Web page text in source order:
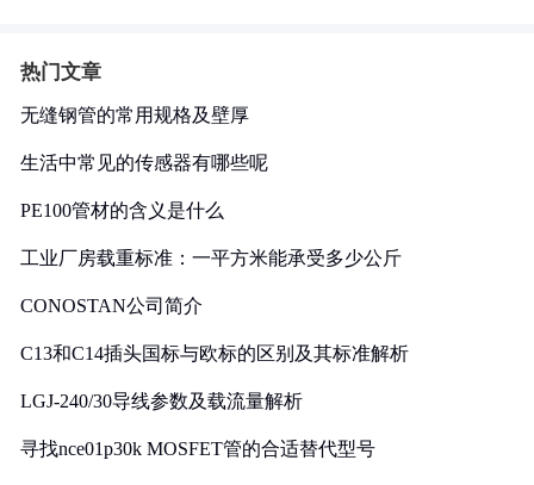
热门文章
无缝钢管的常用规格及壁厚
生活中常见的传感器有哪些呢
PE100管材的含义是什么
工业厂房载重标准：一平方米能承受多少公斤
CONOSTAN公司简介
C13和C14插头国标与欧标的区别及其标准解析
LGJ-240/30导线参数及载流量解析
寻找nce01p30k MOSFET管的合适替代型号